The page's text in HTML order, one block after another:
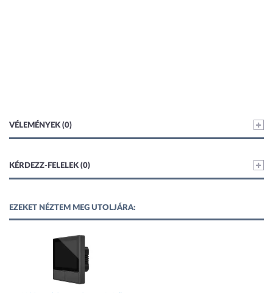
VÉLEMÉNYEK (0)
KÉRDEZZ-FELELEK (0)
EZEKET NÉZTEM MEG UTOLJÁRA: